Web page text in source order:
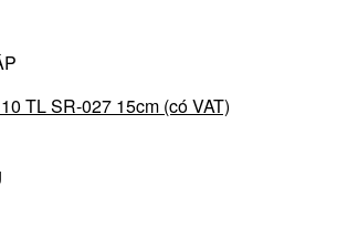
TL SR-027 15cm (có VAT)